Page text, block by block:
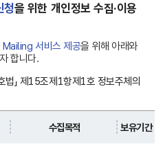
을 위한 개인정보 수집·이용
서비스 제공을 위해 아래와
합니다.
법」 제15조제1항제1호 정보주체의
수집목적 보유기간